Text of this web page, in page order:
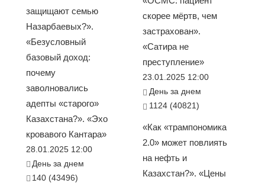
защищают семью
Назарбаевых?».
«Безусловный
базовый доход:
почему
заволновались
адепты «старого»
Казахстана?». «Эхо
кровавого Кантара»
28.01.2025 12:00
День за днем
140 (43496)
скорее мёртв, чем
застрахован».
«Сатира не
преступление»
23.01.2025 12:00
День за днем
1124 (40821)
«Как «трампономика
2.0» может повлиять
на нефть и
Казахстан?». «Цены